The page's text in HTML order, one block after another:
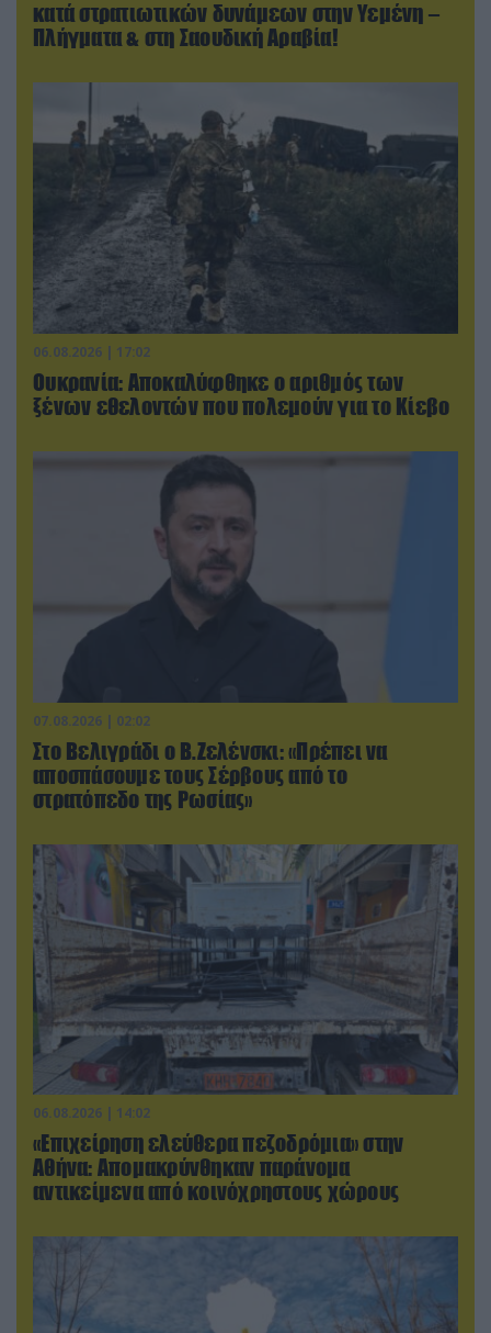
κατά στρατιωτικών δυνάμεων στην Υεμένη –
Πλήγματα & στη Σαουδική Αραβία!
06.08.2026 | 17:02
Ουκρανία: Αποκαλύφθηκε ο αριθμός των
ξένων εθελοντών που πολεμούν για το Κίεβο
07.08.2026 | 02:02
Στο Βελιγράδι ο Β.Ζελένσκι: «Πρέπει να
αποσπάσουμε τους Σέρβους από το
στρατόπεδο της Ρωσίας»
06.08.2026 | 14:02
«Επιχείρηση ελεύθερα πεζοδρόμια» στην
Αθήνα: Απομακρύνθηκαν παράνομα
αντικείμενα από κοινόχρηστους χώρους